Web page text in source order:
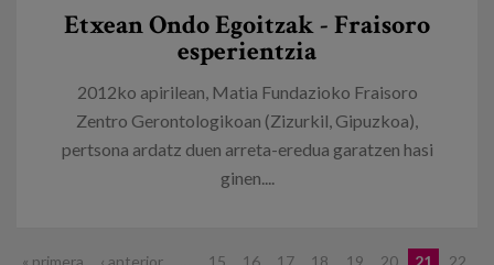
Etxean Ondo Egoitzak - Fraisoro
esperientzia
2012ko apirilean, Matia Fundazioko Fraisoro
Zentro Gerontologikoan (Zizurkil, Gipuzkoa),
pertsona ardatz duen arreta-eredua garatzen hasi
ginen....